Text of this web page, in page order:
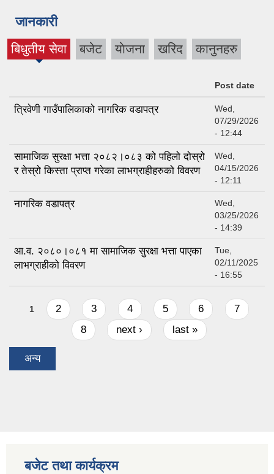
जानकारी
बिधुतीय सेवा
(active
बजेट याेजना खरिद कानुनहरु
Post date
त्रिवेणी गाउँपालिकाको नागरिक वडापत्र
Wed,
07/29/2026
- 12:44
सामाजिक सुरक्षा भत्ता २०८२।०८३ को पहिलो दोस्रो
र तेस्रो किस्ता प्राप्त गरेका लाभग्राहीहरुको विवरण
Wed,
04/15/2026
- 12:11
नागरिक वडापत्र
Wed,
03/25/2026
- 14:39
आ.व. २०८०।०८१ मा सामाजिक सुरक्षा भत्ता पाएका
लाभग्राहीको विवरण
Tue,
02/11/2025
- 16:55
Pages
1 2 3 4 5 6
7
8
next › last »
अन्य
बजेट तथा कार्यक्रम